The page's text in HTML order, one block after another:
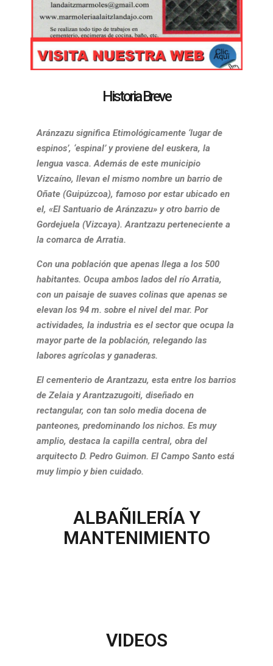
Historia Breve
Aránzazu significa Etimológicamente ‘lugar de
espinos’, ‘espinal’ y proviene del euskera, la
lengua vasca. Además de este municipio
Vizcaíno, llevan el mismo nombre un barrio de
Oñate (Guipúzcoa), famoso por estar ubicado en
el, «El Santuario de Aránzazu» y otro barrio de
Gordejuela (Vizcaya). Arantzazu perteneciente a
la comarca de Arratia.
Con una población que apenas llega a los 500
habitantes. Ocupa ambos lados del río Arratia,
con un paisaje de suaves colinas que apenas se
elevan los 94 m. sobre el nivel del mar. Por
actividades, la industria es el sector que ocupa la
mayor parte de la población, relegando las
labores agrícolas y ganaderas.
El cementerio de Arantzazu, esta entre los barrios
de Zelaia y Arantzazugoiti, diseñado en
rectangular, con tan solo media docena de
panteones, predominando los nichos. Es muy
amplio, destaca la capilla central, obra del
arquitecto D. Pedro Guimon. El Campo Santo está
muy limpio y bien cuidado.
ALBAÑILERÍA Y
MANTENIMIENTO
VIDEOS